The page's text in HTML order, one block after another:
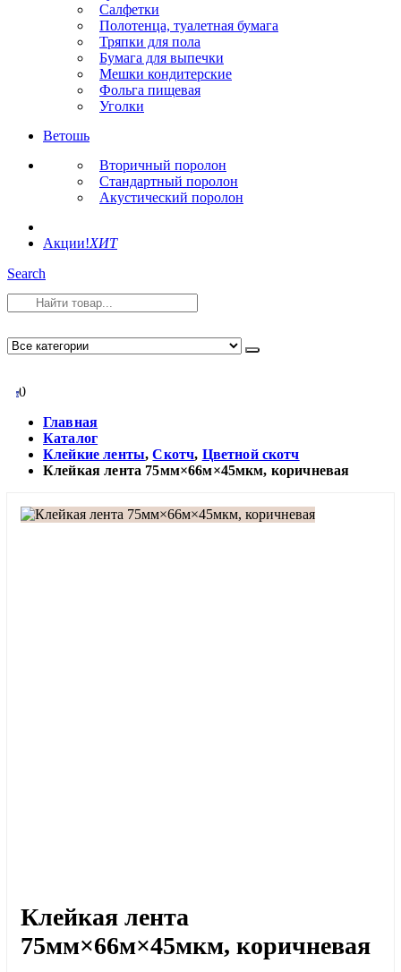
Салфетки
Полотенца, туалетная бумага
Тряпки для пола
Бумага для выпечки
Мешки кондитерские
Фольга пищевая
Уголки
Ветошь
Вторичный поролон
Стандартный поролон
Акустический поролон
Акции!ХИТ
Search
00
Главная
Каталог
Клейкие ленты,Скотч, Цветной скотч
Клейкая лента 75мм×66м×45мкм, коричневая
Клейкая лента
75мм×66м×45мкм, коричневая